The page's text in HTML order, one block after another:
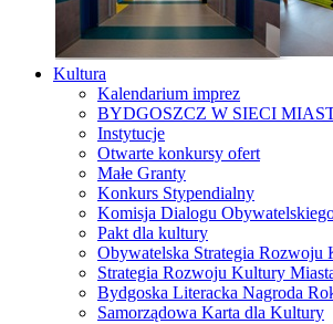
Kultura
Kalendarium imprez
BYDGOSZCZ W SIECI
Instytucje
Otwarte konkursy ofert
Małe Granty
Konkurs Stypendialny
Komisja Dialogu
Pakt dla kultury
Obywatelska Strategia Rozwoju
Strategia Rozwoju Kultury
Bydgoska Literacka Nagroda
Samorządowa Karta dla Kultury